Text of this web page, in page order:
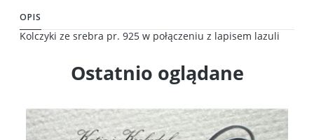
OPIS
Kolczyki ze srebra pr. 925 w połączeniu z lapisem lazuli
Ostatnio oglądane